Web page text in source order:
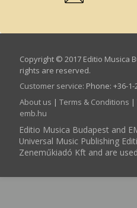
Copyright © 2017 Editio Musica
rights are reserved.
Customer service: Phone: +36-
About us | Terms & Conditions |
emb.hu
Editio Musica Budapest and
Universal Music Publishing
Zeneműkiadó Kft and are